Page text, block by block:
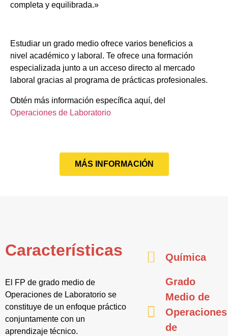
completa y equilibrada.»
Estudiar un grado medio ofrece varios beneficios a
nivel académico y laboral. Te ofrece una formación
especializada junto a un acceso directo al mercado
laboral gracias al programa de prácticas profesionales.
Obtén más información específica aquí, del
Operaciones de Laboratorio
MÁS INFORMACIÓN
Características
El FP de grado medio de
Operaciones de Laboratorio se
constituye de un enfoque práctico
conjuntamente con un
aprendizaje técnico.
Química
Grado
Medio de
Operaciones
de